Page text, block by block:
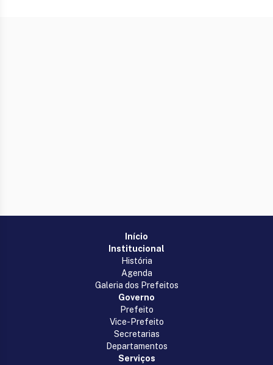
Início
Institucional
História
Agenda
Galeria dos Prefeitos
Governo
Prefeito
Vice-Prefeito
Secretarias
Departamentos
Serviços